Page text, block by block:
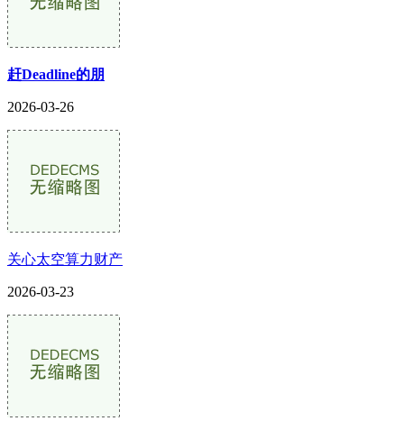
赶Deadline的朋
2026-03-26
关心太空算力财产
2026-03-23